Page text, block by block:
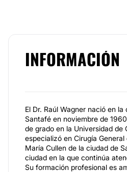
INFORMACIÓN
El Dr. Raúl Wagner nació en
Santafé en noviembre de
de grado en la Universidad de
especializó en Cirugía
María Cullen de la ciudad de
ciudad en la que continúa
Su formación profesional es